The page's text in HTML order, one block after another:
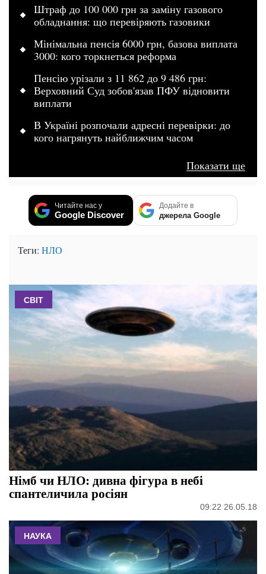
Штраф до 100 000 грн за заміну газового
обладнання: що перевіряють газовики
Мінімальна пенсія 6000 грн, базова виплата
3000: кого торкнеться реформа
Пенсію урізали з 11 862 до 9 486 грн:
Верховний Суд зобов'язав ПФУ відновити
виплати
В Україні розпочали адресні перевірки: до
кого нагрянуть найближчим часом
Показати ще
Читайте нас у
Google Discover
Додайте в
джерела Google
Теги: НЛО
СВІТ
Німб чи НЛО: дивна фігура в небі
спантеличила росіян
09:22 26.05.18
НАУКА